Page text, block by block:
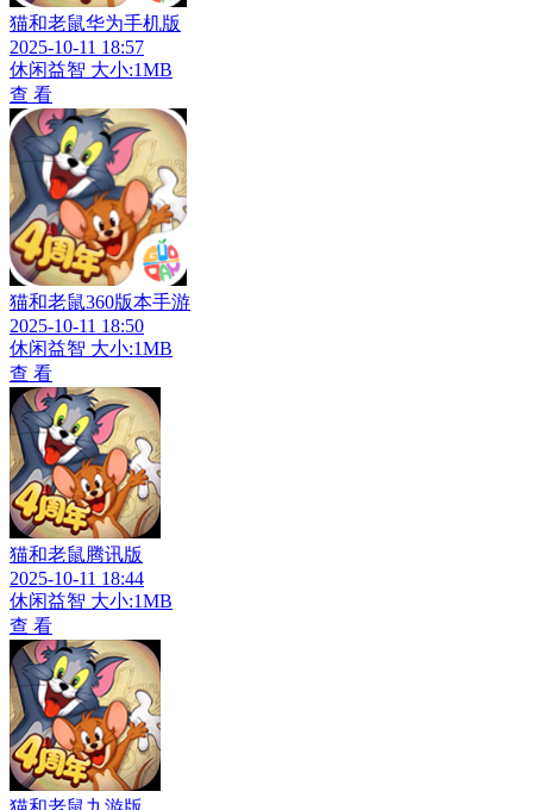
猫和老鼠华为手机版
2025-10-11 18:57
休闲益智 大小:1MB
查 看
猫和老鼠360版本手游
2025-10-11 18:50
休闲益智 大小:1MB
查 看
猫和老鼠腾讯版
2025-10-11 18:44
休闲益智 大小:1MB
查 看